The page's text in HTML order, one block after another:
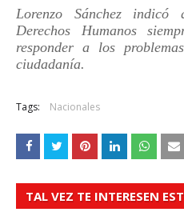
Lorenzo Sánchez
Derechos Humanos
responder a los
ciudadanía.
Tags: Nacionales
TAL VEZ TE INTERESEN